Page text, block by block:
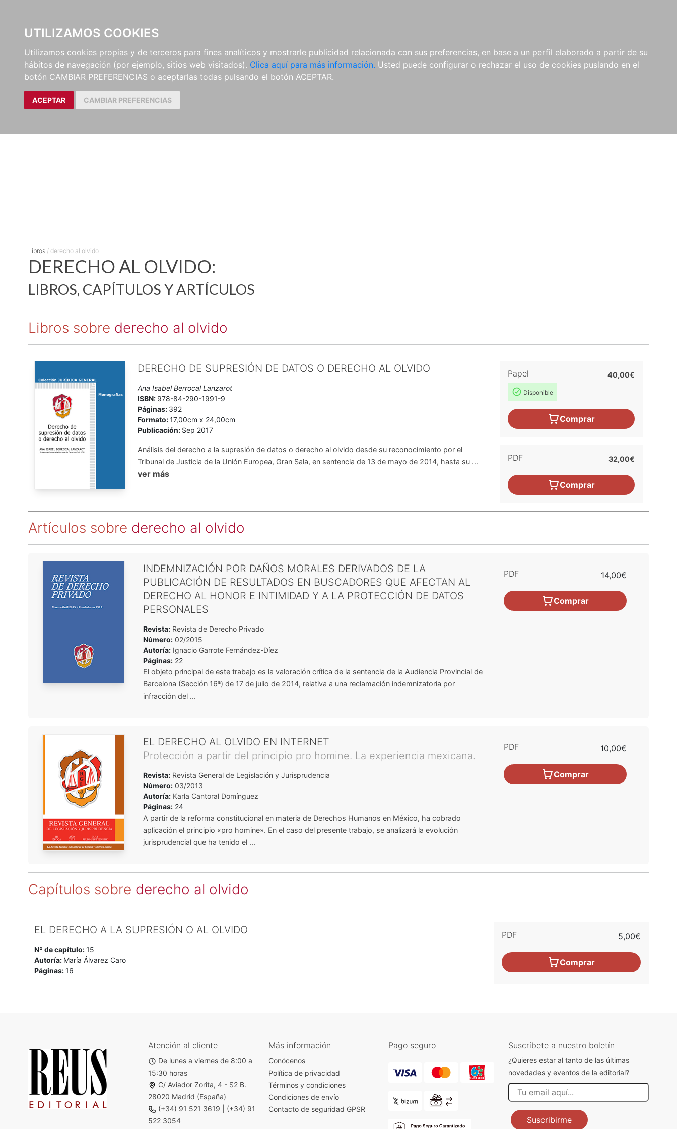
UTILIZAMOS COOKIES
Utilizamos cookies propias y de terceros para fines analíticos y mostrarle publicidad relacionada con sus preferencias, en base a un perfil elaborado a partir de su
hábitos de navegación (por ejemplo, sitios web visitados). Clica aquí para más información. Usted puede configurar o rechazar el uso de cookies puslando en el
botón CAMBIAR PREFERENCIAS o aceptarlas todas pulsando el botón ACEPTAR.
ACEPTAR CAMBIAR PREFERENCIAS
EDITORIAL E-BOOKS
LibrosAutoresColecciones
Libros / derecho al olvido
DERECHO AL OLVIDO:
LIBROS, CAPÍTULOS Y ARTÍCULOS
Libros sobre derecho al olvido
DERECHO DE SUPRESIÓN DE DATOS O DERECHO AL OLVIDO
Ana Isabel Berrocal Lanzarot
ISBN: 978-84-290-1991-9
Páginas: 392
Formato:17,00cm x 24,00cm
Publicación: Sep 2017
Análisis del derecho a la supresión de datos o derecho al olvido desde su reconocimiento por el
Tribunal de Justicia de la Unión Europea, Gran Sala, en sentencia de 13 de mayo de 2014, hasta su ...
ver más
Papel
Disponible
40,00€
Comprar
PDF 32,00€
Comprar
Artículos sobre derecho al olvido
INDEMNIZACIÓN POR DAÑOS MORALES DERIVADOS DE LA
PUBLICACIÓN DE RESULTADOS EN BUSCADORES QUE AFECTAN AL
DERECHO AL HONOR E INTIMIDAD Y A LA PROTECCIÓN DE DATOS
PERSONALES
Revista: Revista de Derecho Privado
Número: 02/2015
Autoría: Ignacio Garrote Fernández-Díez
Páginas: 22
El objeto principal de este trabajo es la valoración crítica de la sentencia de la Audiencia Provincial de
Barcelona (Sección 16ª) de 17 de julio de 2014, relativa a una reclamación indemnizatoria por
infracción del ...
PDF 14,00€
Comprar
EL DERECHO AL OLVIDO EN INTERNET
Protección a partir del principio pro homine. La experiencia mexicana.
Revista: Revista General de Legislación y Jurisprudencia
Número: 03/2013
Autoría: Karla Cantoral Domínguez
Páginas: 24
A partir de la reforma constitucional en materia de Derechos Humanos en México, ha cobrado
aplicación el principio «pro homine». En el caso del presente trabajo, se analizará la evolución
jurisprudencial que ha tenido el ...
PDF 10,00€
Comprar
Capítulos sobre derecho al olvido
EL DERECHO A LA SUPRESIÓN O AL OLVIDO
Nº de capítulo:15
Autoría: María Álvarez Caro
Páginas:16
PDF 5,00€
Comprar
Atención al cliente
De lunes a viernes de 8:00 a
15:30 horas
C/ Aviador Zorita, 4 - S2 B.
28020 Madrid (España)
(+34) 91 521 3619
(+34) 91
522 3054
Más información
Conócenos
Política de privacidad
Términos y condiciones
Condiciones de envío
Contacto de seguridad GPSR
Pago seguro Suscríbete a nuestro boletín
¿Quieres estar al tanto de las últimas
novedades y eventos de la editorial?
Suscribirme